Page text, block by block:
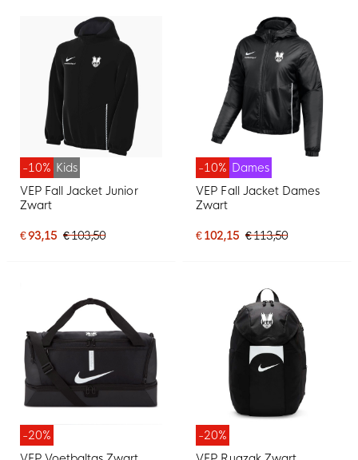
-10% Kids
VEP Fall Jacket Junior
Zwart
€ 93,15 € 103,50
-10% Dames
VEP Fall Jacket Dames
Zwart
€ 102,15 € 113,50
-20%
-20%